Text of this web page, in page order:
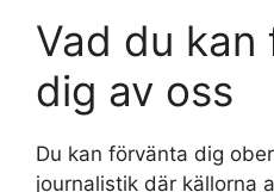
Vad du kan
dig av oss
Du kan förvänta dig
journalistik där källorna